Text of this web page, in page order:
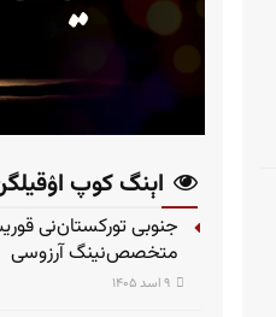
اېنگ کوپ
جنوبی تورکستان‌نی
متخصص‌نینگ آرزوسی